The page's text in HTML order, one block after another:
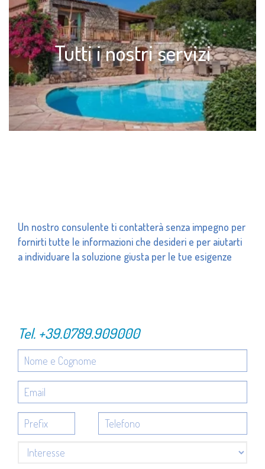
Tutti i nostri servizi
Un nostro consulente ti contatterà senza impegno per
fornirti tutte le informazioni che desideri e per aiutarti
a individuare la soluzione giusta per le tue esigenze
Tel. +39.0789.909000